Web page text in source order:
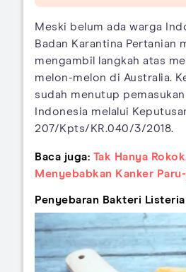
Meski belum ada warga
Badan Karantina Pertanian
mengambil langkah atas
melon-melon di Australia.
sudah menutup
Indonesia melalui
207/Kpts/KR.040/3/2018.
Baca juga: Tak Hanya
Menyebabkan Kanker
Penyebaran Bakteri Listeria